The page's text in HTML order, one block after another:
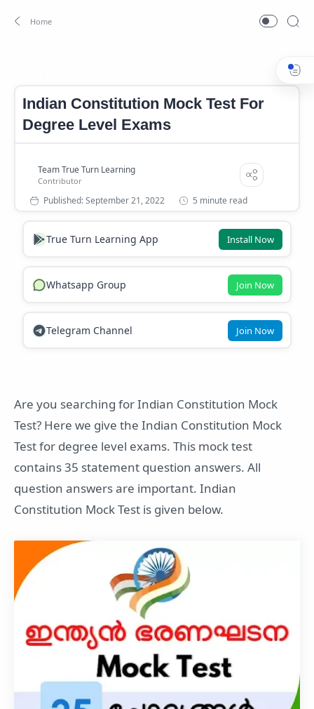
Indian Constitution Mock
Indian Constitution Mock Test For
Degree Level Exams
5 minute read
True Turn Learning App Install Now
Whatsapp Group Join Now
Telegram Channel Join Now
Are you searching for Indian Constitution Mock
Test? Here we give the Indian Constitution Mock
Test for degree level exams. This mock test
contains 35 statement question answers. All
question answers are important. Indian
Constitution Mock Test is given below.